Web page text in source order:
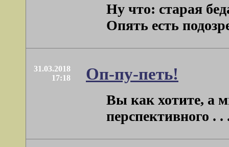
Ну что: старая
Опять есть
31.03.2018
17:18
Оп-пу-петь!
Вы как хотите, а
перспективного . .